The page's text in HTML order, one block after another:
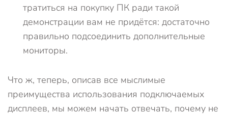
тратиться на покупку ПК ради такой
демонстрации вам не придётся: достаточно
правильно подсоединить дополнительные
мониторы.
Что ж, теперь, описав все мыслимые
преимущества использования подключаемых
дисплеев, мы можем начать отвечать, почему не